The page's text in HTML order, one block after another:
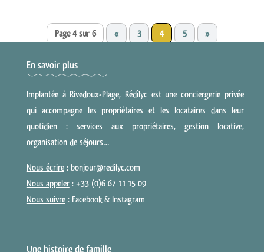
Page 4 sur 6 « 3 4 5 »
En savoir plus
Implantée à Rivedoux-Plage, Rédîlyc est une conciergerie privée
qui accompagne les propriétaires et les locataires dans leur
quotidien : services aux propriétaires, gestion locative,
organisation de séjours…
Nous écrire: bonjour@redilyc.com
Nous appeler: +33 (0)6 67 11 15 09
Nous suivre: Facebook& Instagram
Une histoire de famille